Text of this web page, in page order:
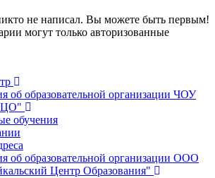
не написал. Вы можете быть первым!
могут только авторизованные
об образовательной организации ЧОУ
обучения
об образовательной организации ООО
Центр Образования"